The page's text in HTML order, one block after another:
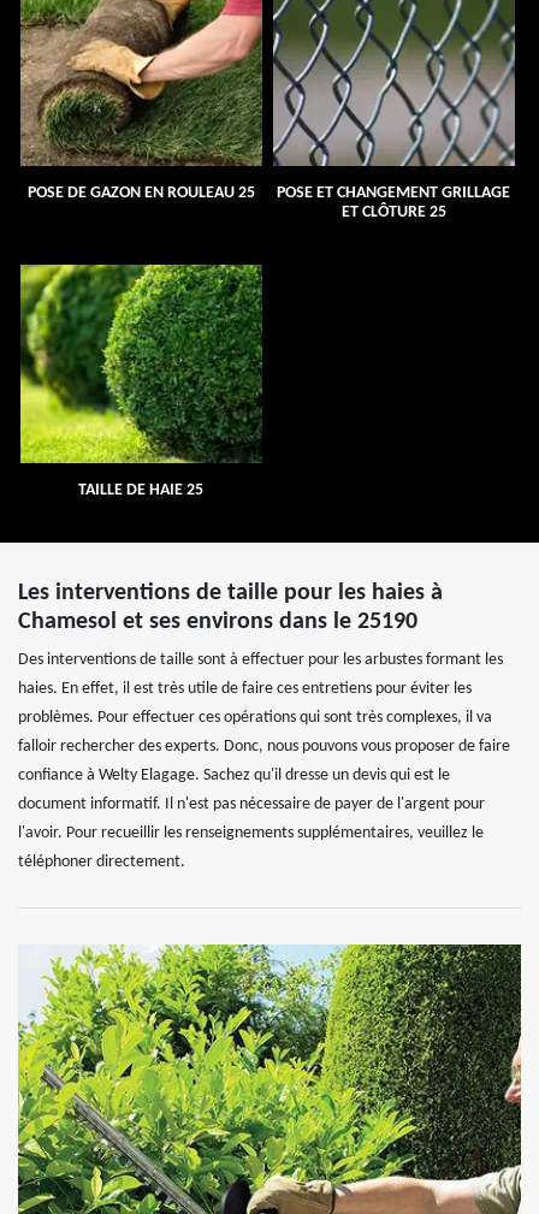
POSE DE GAZON EN ROULEAU 25
POSE ET CHANGEMENT GRILLAGE
ET CLÔTURE 25
TAILLE DE HAIE 25
Les interventions de taille pour les haies à
Chamesol et ses environs dans le 25190
Des interventions de taille sont à effectuer pour les arbustes formant les
haies. En effet, il est très utile de faire ces entretiens pour éviter les
problèmes. Pour effectuer ces opérations qui sont très complexes, il va
falloir rechercher des experts. Donc, nous pouvons vous proposer de faire
confiance à Welty Elagage. Sachez qu'il dresse un devis qui est le
document informatif. Il n'est pas nécessaire de payer de l'argent pour
l'avoir. Pour recueillir les renseignements supplémentaires, veuillez le
téléphoner directement.